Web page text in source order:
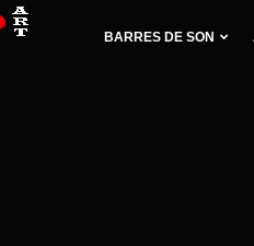
BARRES DE SON